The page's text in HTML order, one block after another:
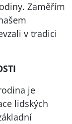
Zaměřím
v tradici
je
lidských